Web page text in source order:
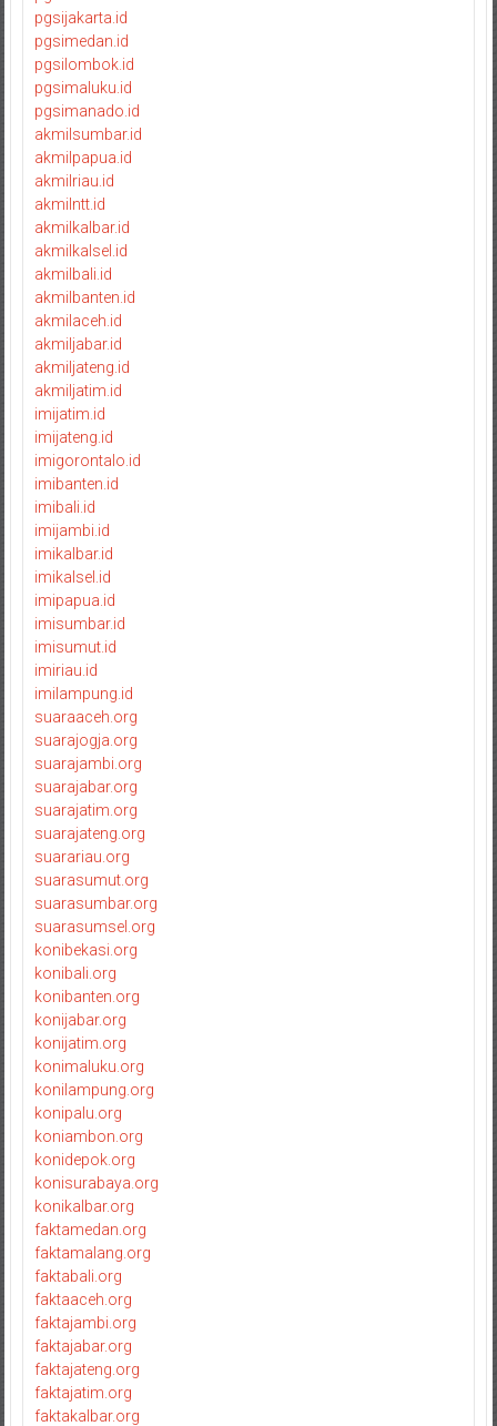
pgsijakarta.id
pgsimedan.id
pgsilombok.id
pgsimaluku.id
pgsimanado.id
akmilsumbar.id
akmilpapua.id
akmilriau.id
akmilntt.id
akmilkalbar.id
akmilkalsel.id
akmilbali.id
akmilbanten.id
akmilaceh.id
akmiljabar.id
akmiljateng.id
akmiljatim.id
imijatim.id
imijateng.id
imigorontalo.id
imibanten.id
imibali.id
imijambi.id
imikalbar.id
imikalsel.id
imipapua.id
imisumbar.id
imisumut.id
imiriau.id
imilampung.id
suaraaceh.org
suarajogja.org
suarajambi.org
suarajabar.org
suarajatim.org
suarajateng.org
suarariau.org
suarasumut.org
suarasumbar.org
suarasumsel.org
konibekasi.org
konibali.org
konibanten.org
konijabar.org
konijatim.org
konimaluku.org
konilampung.org
konipalu.org
koniambon.org
konidepok.org
konisurabaya.org
konikalbar.org
faktamedan.org
faktamalang.org
faktabali.org
faktaaceh.org
faktajambi.org
faktajabar.org
faktajateng.org
faktajatim.org
faktakalbar.org